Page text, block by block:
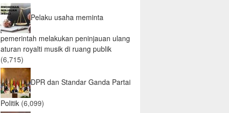
Pelaku usaha meminta
pemerintah melakukan peninjauan ulang
aturan royalti musik di ruang publik
(6,715)
DPR dan Standar Ganda Partai
Politik (6,099)